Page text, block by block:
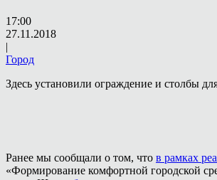
17:00
27.11.2018
|
Город
Здесь установили ограждение и столбы
Ранее мы сообщали о том, что в рамках
«Формирование комфортной городской